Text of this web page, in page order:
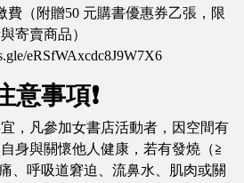
費（附贈50 元購書優惠券乙張，限
寄賣商品）
eRSfWAxcdc8J9W7X6
意事項❗
，凡參加女書店活動者，因空間有
身與關懷他人健康，若有發燒（≧
、呼吸道窘迫、流鼻水、肌肉或關